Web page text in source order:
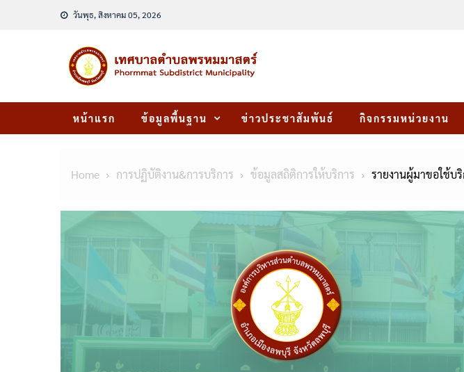
วันพุธ, สิงหาคม 05, 2026
หน้าแรก ข้อมูลพื้นฐาน ข่าวประชาสัมพันธ์ กิจกรรมหน่วยงาน
Home การปฏิบัติงาน&การบริการ ข้อมูลสถิติการให้บริการ รายงานผู้มาขอใช้บ